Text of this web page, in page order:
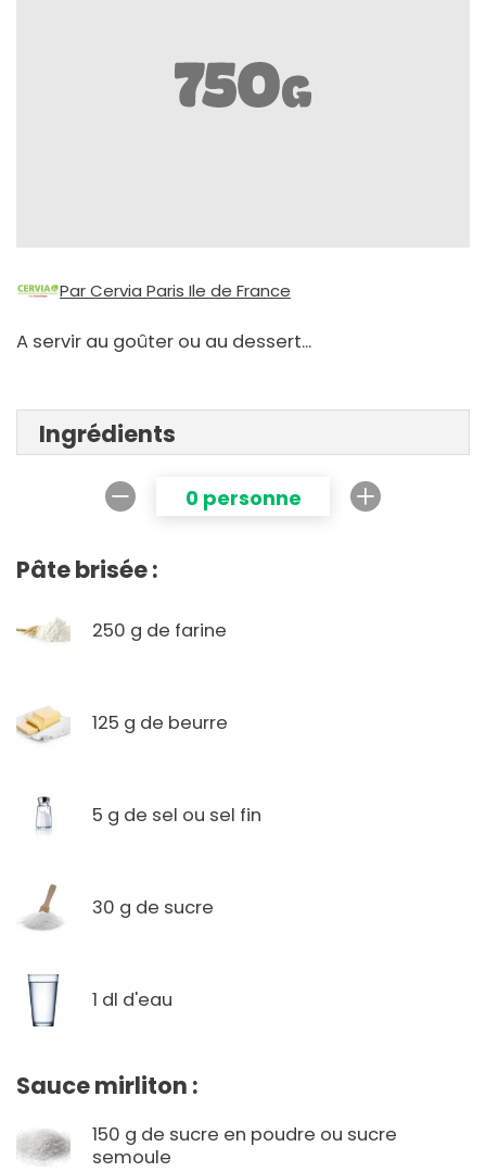
Par Cervia Paris Ile de France
A servir au goûter ou au dessert...
Ingrédients
0 personne
Pâte brisée :
250 g de farine
125 g de beurre
5 g de sel ou sel fin
30 g de sucre
1 dl d'eau
Sauce mirliton :
150 g de sucre en poudre ou sucre
semoule